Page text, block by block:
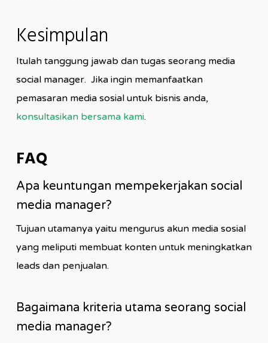
Kesimpulan
Itulah tanggung jawab dan tugas seorang media
social manager. Jika ingin memanfaatkan
pemasaran media sosial untuk bisnis anda,
konsultasikan bersama kami.
FAQ
Apa keuntungan mempekerjakan social
media manager?
Tujuan utamanya yaitu mengurus akun media sosial
yang meliputi membuat konten untuk meningkatkan
leads dan penjualan.
Bagaimana kriteria utama seorang social
media manager?